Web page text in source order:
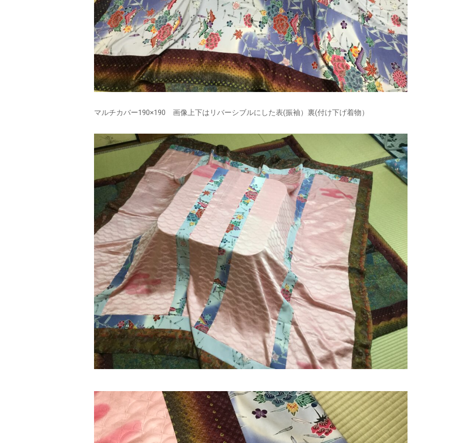
マルチカバー190×190 画像上下はリバーシブルにした表(振袖）裏(付け下げ着物）